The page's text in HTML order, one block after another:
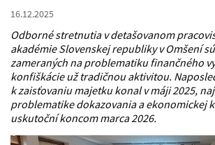
16.12.2025
Odborné stretnutia v detašovanom
akadémie Slovenskej republiky v Omšení
zameraných na problematiku finančného
konfiškácie už tradičnou aktivitou.
k zaisťovaniu majetku konal v máji 2025,
problematike dokazovania a ekonomickej
uskutoční koncom marca 2026.